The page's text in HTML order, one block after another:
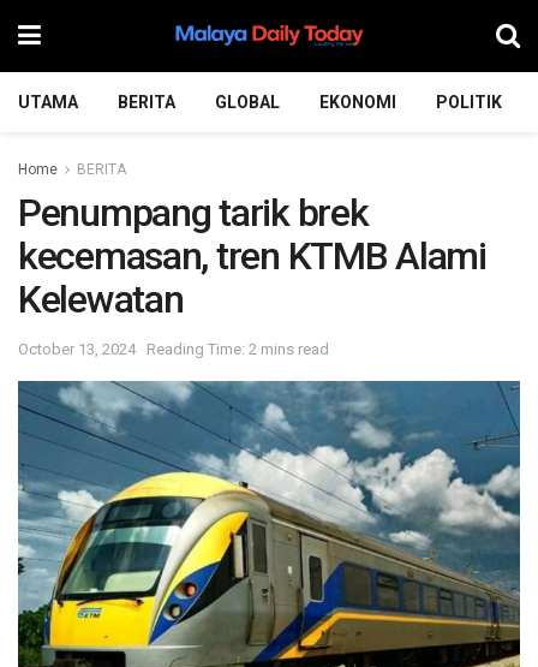
UTAMA BERITA GLOBAL EKONOMI POLITIK
Home BERITA
Penumpang tarik brek
kecemasan, tren KTMB Alami
Kelewatan
October 13, 2024 Reading Time: 2 mins read